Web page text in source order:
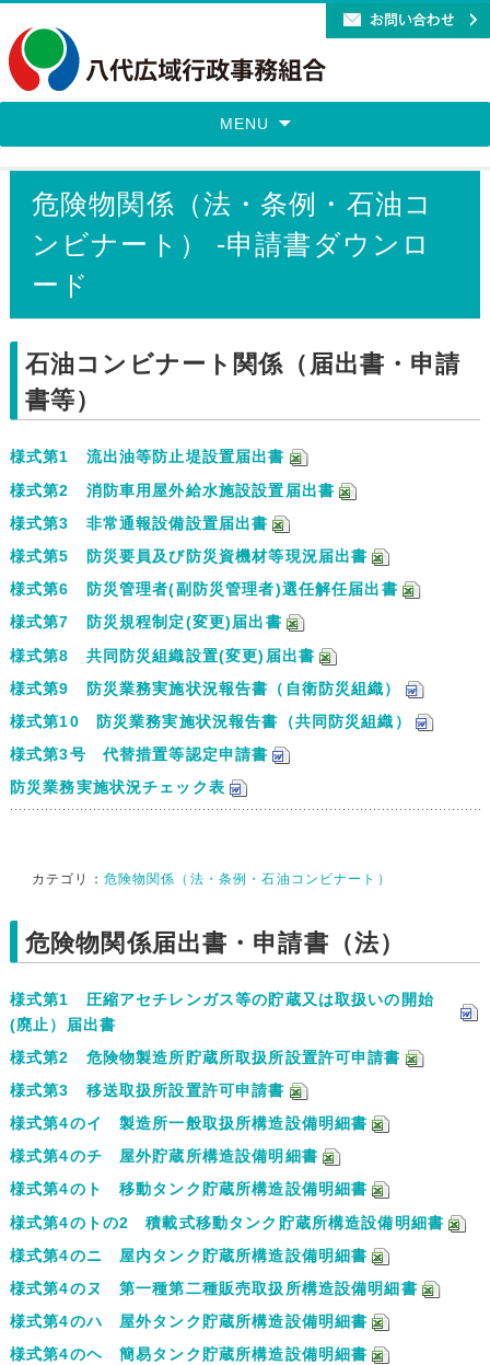
MENU
危険物関係（法・条例・石油コ
ンビナート） -申請書ダウンロ
ード
石油コンビナート関係（届出書・申請
書等）
様式第1 流出油等防止堤設置届出書
様式第2 消防車用屋外給水施設設置届出書
様式第3 非常通報設備設置届出書
様式第5 防災要員及び防災資機材等現況届出書
様式第6 防災管理者(副防災管理者)選任解任届出書
様式第7 防災規程制定(変更)届出書
様式第8 共同防災組織設置(変更)届出書
様式第9 防災業務実施状況報告書（自衛防災組織）
様式第10 防災業務実施状況報告書（共同防災組織）
様式第3号 代替措置等認定申請書
防災業務実施状況チェック表
カテゴリ： 危険物関係（法・条例・石油コンビナート）
危険物関係届出書・申請書（法）
様式第1 圧縮アセチレンガス等の貯蔵又は取扱いの開始
(廃止）届出書
様式第2 危険物製造所貯蔵所取扱所設置許可申請書
様式第3 移送取扱所設置許可申請書
様式第4のイ 製造所一般取扱所構造設備明細書
様式第4のチ 屋外貯蔵所構造設備明細書
様式第4のト 移動タンク貯蔵所構造設備明細書
様式第4のトの2 積載式移動タンク貯蔵所構造設備明細書
様式第4のニ 屋内タンク貯蔵所構造設備明細書
様式第4のヌ 第一種第二種販売取扱所構造設備明細書
様式第4のハ 屋外タンク貯蔵所構造設備明細書
様式第4のヘ 簡易タンク貯蔵所構造設備明細書